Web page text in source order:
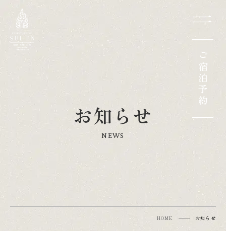
一
一
ご宿泊予約
お知らせ
NEWS
HOME お知らせ